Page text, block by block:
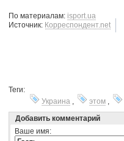
По материалам: isport.ua
Источник: Корреспондент.net
Теги:
Украина
этом
Добавить комментарий
Ваше имя: